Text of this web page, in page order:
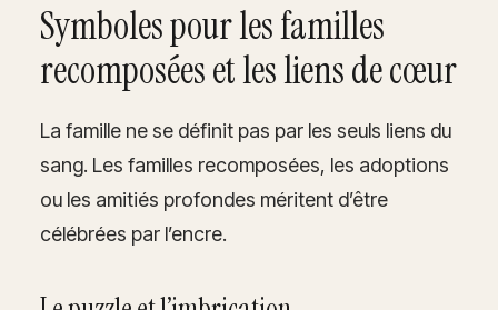
Symboles pour les familles
recomposées et les liens de cœur
La famille ne se définit pas par les seuls liens du
sang. Les familles recomposées, les adoptions
ou les amitiés profondes méritent d’être
célébrées par l’encre.